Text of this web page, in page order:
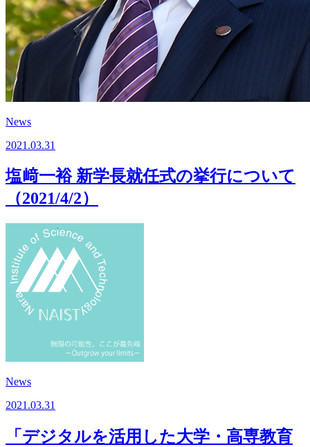
News
2021.03.31
塩﨑一裕 新学長就任式の挙行について
（2021/4/2）
News
2021.03.31
「デジタルを活用した大学・高専教育